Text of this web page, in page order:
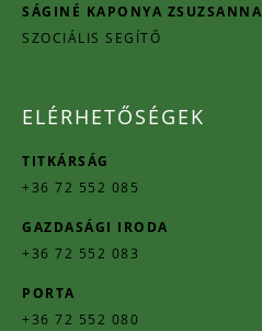
SÁGINÉ KAPONYA ZSUZSANNA
SZOCIÁLIS SEGÍTŐ
ELÉRHETŐSÉGEK
TITKÁRSÁG
+36 72 552 085
GAZDASÁGI IRODA
+36 72 552 083
PORTA
+36 72 552 080